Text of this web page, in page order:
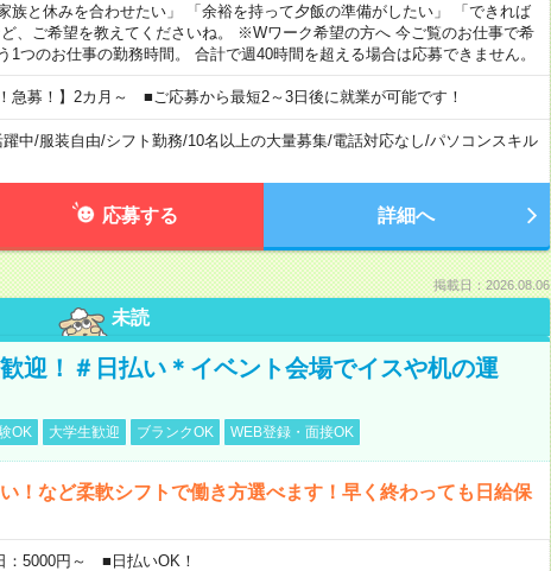
族と休みを合わせたい」 「余裕を持って夕飯の準備がしたい」 「できれば
、ご希望を教えてくださいね。 ※Wワーク希望の方へ 今ご覧のお仕事で希
1つのお仕事の勤務時間。 合計で週40時間を超える場合は応募できません。
急募！】2カ月～ ■ご応募から最短2～3日後に就業が可能です！
中/服装自由/シフト勤務/10名以上の大量募集/電話対応なし/パソコンスキル
応募する 詳細へ
掲載日：2026.08.06
未読
迎！＃日払い＊イベント会場でイスや机の運
OK 大学生歓迎 ブランクOK WEB登録・面接OK
！など柔軟シフトで働き方選べます！早く終わっても日給保
5000円～ ■日払いOK！